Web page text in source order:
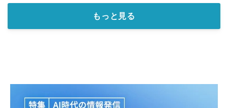
もっと見る